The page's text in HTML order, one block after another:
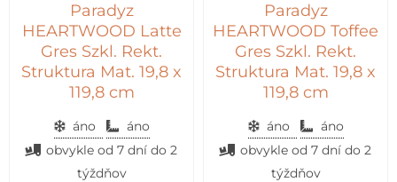
Paradyz
HEARTWOOD Latte
Gres Szkl. Rekt.
Struktura Mat. 19,8 x
119,8 cm
áno
áno
obvykle od 7 dní do 2
týždňov
Paradyz
HEARTWOOD Toffee
Gres Szkl. Rekt.
Struktura Mat. 19,8 x
119,8 cm
áno
áno
obvykle od 7 dní do 2
týždňov